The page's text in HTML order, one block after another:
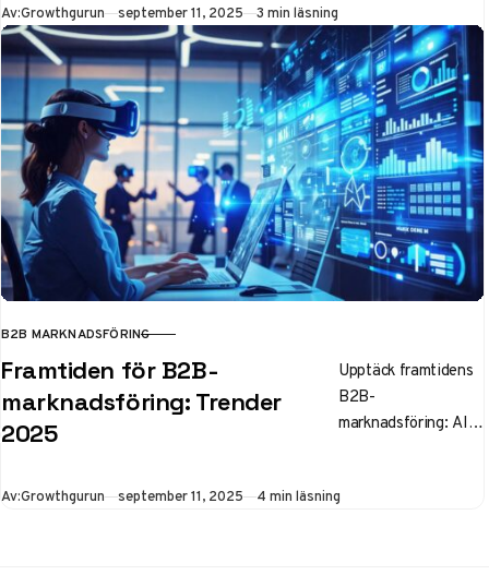
analysverktyg. Lär
dig optimera ROI
med datadriven
insikt och AI-
integration.
Av:Growthgurun Publicerad
september 11, 2025 3 min läsning
KATEGORI
B2B MARKNADSFÖRING
Framtiden för B2B-
marknadsföring: Trender
2025
Upptäck framtidens
B2B-
marknadsföring: AI,
som revolutionerar
Av:Growthgurun Publicerad
september 11, 2025 4 min läsning